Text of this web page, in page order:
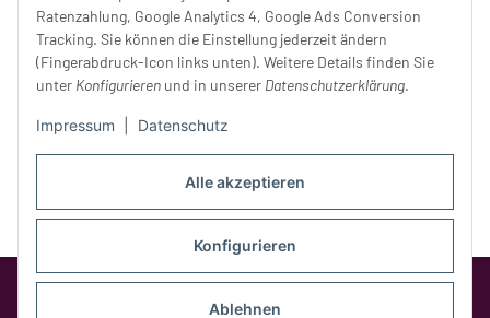
Alle akzeptieren
Konfigurieren
Ablehnen
Ratenzahlung, Google Analytics 4, Google Ads Conversion
Tracking. Sie können die Einstellung jederzeit ändern
(Fingerabdruck-Icon links unten). Weitere Details finden Sie
unter Konfigurieren und in unserer Datenschutzerklärung.
Impressum Datenschutz
Rechtliches
Google Analytics deaktivierenStatus: